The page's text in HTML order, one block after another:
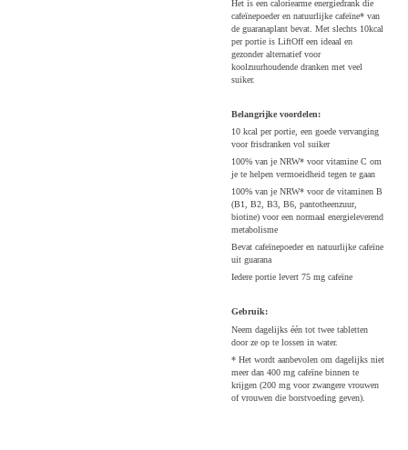
Het is een caloriearme energiedrank die
cafeïnepoeder en natuurlijke cafeïne* van
de guaranaplant bevat. Met slechts 10kcal
per portie is LiftOff een ideaal en
gezonder alternatief voor
koolzuurhoudende dranken met veel
suiker.
Belangrijke voordelen:
10 kcal per portie, een goede vervanging
voor frisdranken vol suiker
100% van je NRW* voor vitamine C om
je te helpen vermoeidheid tegen te gaan
100% van je NRW* voor de vitaminen B
(B1, B2, B3, B6, pantotheenzuur,
biotine) voor een normaal energieleverend
metabolisme
Bevat cafeïnepoeder en natuurlijke cafeïne
uit guarana
Iedere portie levert 75 mg cafeïne
Gebruik:
Neem dagelijks één tot twee tabletten
door ze op te lossen in water.
* Het wordt aanbevolen om dagelijks niet
meer dan 400 mg cafeïne binnen te
krijgen (200 mg voor zwangere vrouwen
of vrouwen die borstvoeding geven).